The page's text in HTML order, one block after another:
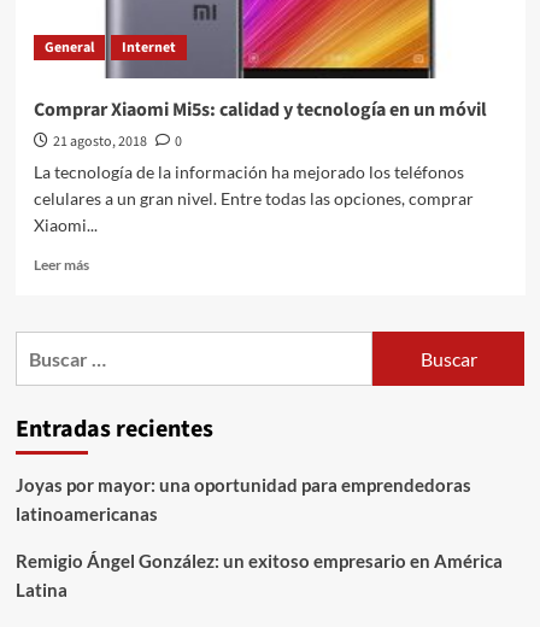
General Internet
Comprar Xiaomi Mi5s: calidad y tecnología en un móvil
21 agosto, 2018
0
La tecnología de la información ha mejorado los teléfonos
celulares a un gran nivel. Entre todas las opciones, comprar
Xiaomi...
Leer másLeer
Comprar
y
un
móvil
Entradas recientes
Joyas por mayor: una oportunidad para emprendedoras
latinoamericanas
Remigio Ángel González: un exitoso empresario en América
Latina